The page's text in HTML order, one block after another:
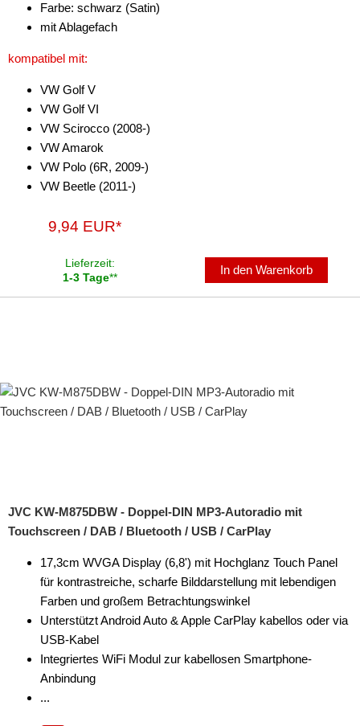
Farbe: schwarz (Satin)
mit Ablagefach
kompatibel mit:
VW Golf V
VW Golf VI
VW Scirocco (2008-)
VW Amarok
VW Polo (6R, 2009-)
VW Beetle (2011-)
9,94 EUR*
Lieferzeit:
1-3 Tage**
In den Warenkorb
JVC KW-M875DBW - Doppel-DIN MP3-Autoradio mit
Touchscreen / DAB / Bluetooth / USB / CarPlay
17,3cm WVGA Display (6,8') mit Hochglanz Touch Panel
für kontrastreiche, scharfe Bilddarstellung mit lebendigen
Farben und großem Betrachtungswinkel
Unterstützt Android Auto & Apple CarPlay kabellos oder via
USB-Kabel
Integriertes WiFi Modul zur kabellosen Smartphone-
Anbindung
...